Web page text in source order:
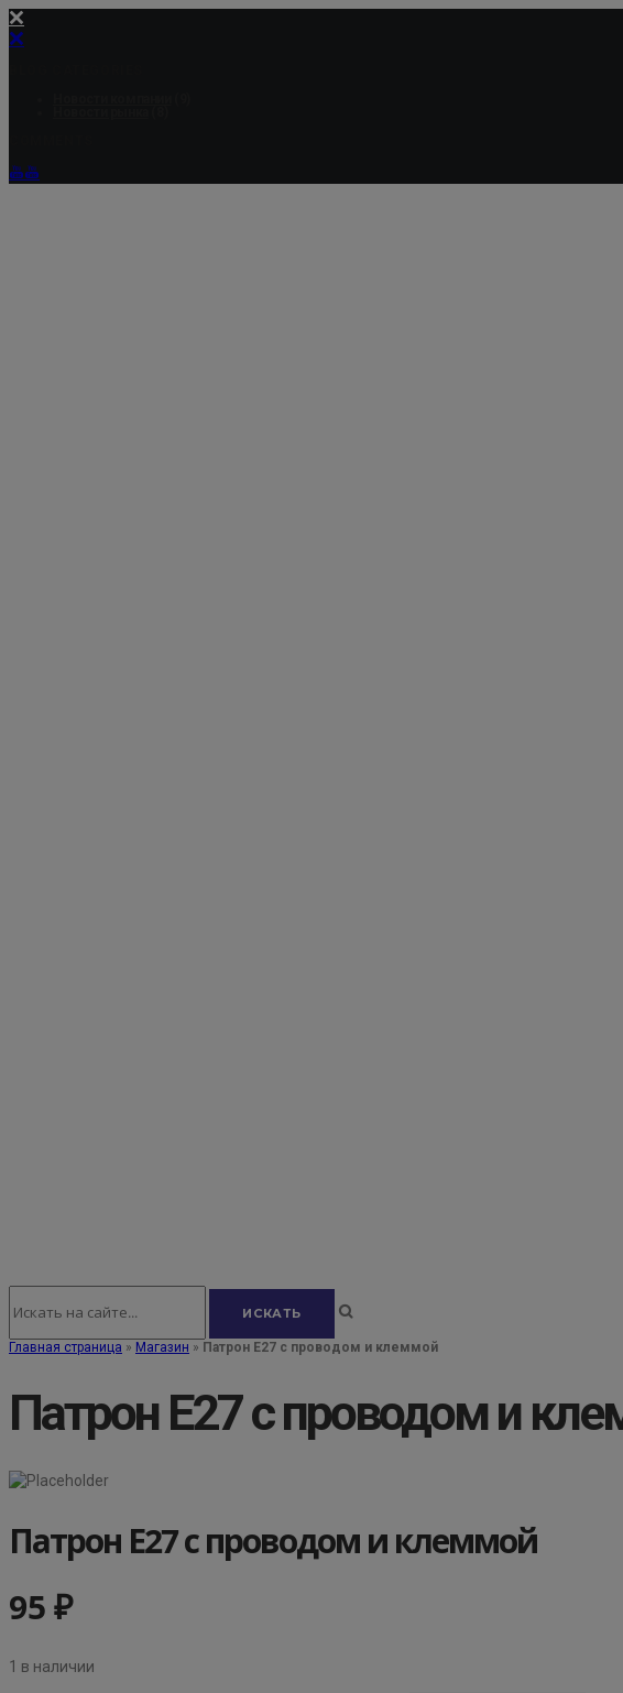
Главная страница » Магазин » Патрон Е27 с проводом и клеммой
Патрон Е27 с проводом и
Патрон Е27 с проводом и клеммой
95₽
1 в наличии